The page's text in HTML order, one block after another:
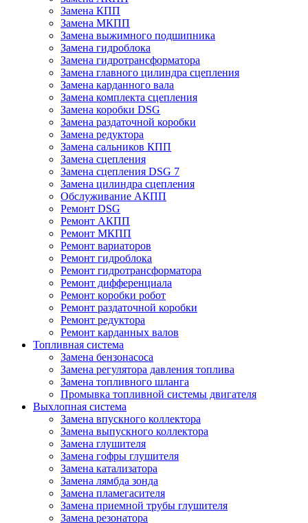
Замена КПП
Замена МКПП
Замена выжимного подшипника
Замена гидроблока
Замена гидротрансформатора
Замена главного цилиндра сцепления
Замена карданного вала
Замена комплекта сцепления
Замена коробки DSG
Замена раздаточной коробки
Замена редуктора
Замена сальников КПП
Замена сцепления
Замена сцепления DSG 7
Замена цилиндра сцепления
Обслуживание АКПП
Ремонт DSG
Ремонт АКПП
Ремонт МКПП
Ремонт вариаторов
Ремонт гидроблока
Ремонт гидротрансформатора
Ремонт дифференциала
Ремонт коробки робот
Ремонт раздаточной коробки
Ремонт редуктора
Ремонт карданных валов
Топливная система
Замена бензонасоса
Замена регулятора давления топлива
Замена топливного шланга
Промывка топливной системы двигателя
Выхлопная система
Замена впускного коллектора
Замена выпускного коллектора
Замена глушителя
Замена гофры глушителя
Замена катализатора
Замена лямбда зонда
Замена пламегасителя
Замена приемной трубы глушителя
Замена резонатора